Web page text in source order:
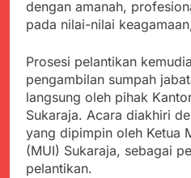
dengan amanah,
pada nilai-nilai
Prosesi pelantikan
pengambilan sumpah
langsung oleh pihak
Sukaraja. Acara diakhiri
yang dipimpin oleh Ketua
(MUI) Sukaraja, sebagai
pelantikan.